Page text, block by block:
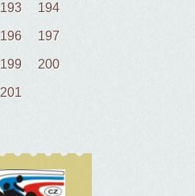
193 194
196 197
199 200
201